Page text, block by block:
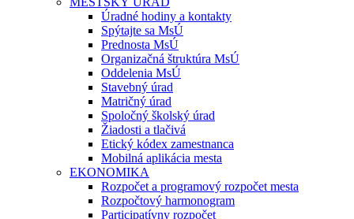
Úradné hodiny a kontakty
Spýtajte sa MsÚ
Prednosta MsÚ
Organizačná štruktúra MsÚ
Oddelenia MsÚ
Stavebný úrad
Matričný úrad
Spoločný školský úrad
Žiadosti a tlačivá
Etický kódex zamestnanca
Mobilná aplikácia mesta
EKONOMIKA
Rozpočet a programový rozpočet mesta
Rozpočtový harmonogram
Participatívny rozpočet